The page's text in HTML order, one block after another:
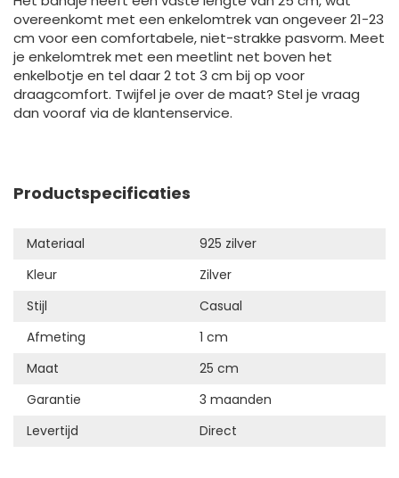
overeenkomt met een enkelomtrek van ongeveer 21-23
cm voor een comfortabele, niet-strakke pasvorm. Meet
je enkelomtrek met een meetlint net boven het
enkelbotje en tel daar 2 tot 3 cm bij op voor
draagcomfort. Twijfel je over de maat? Stel je vraag
dan vooraf via de klantenservice.
Productspecificaties
Materiaal
925 zilver
Kleur
Zilver
Stijl
Casual
Afmeting
1 cm
Maat
25 cm
Garantie
3 maanden
Levertijd
Direct